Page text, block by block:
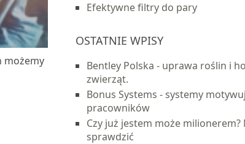
możemy
Efektywne filtry do pary
OSTATNIE WPISY
Bentley Polska - uprawa roślin i
zwierząt.
Bonus Systems - systemy
pracowników
Czy już jestem może milionerem?
sprawdzić